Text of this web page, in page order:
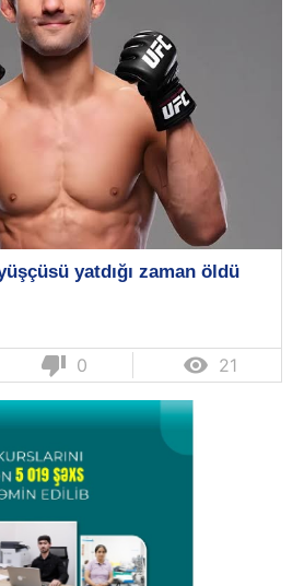
yatdığı zaman öldü
thumb_down 0  21